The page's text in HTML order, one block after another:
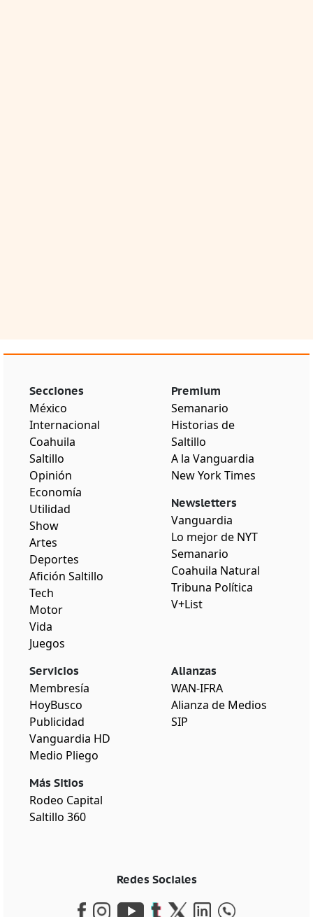
Secciones
México
Internacional
Coahuila
Saltillo
Opinión
Economía
Utilidad
Show
Artes
Deportes
Afición Saltillo
Tech
Motor
Vida
Juegos
Premium
Semanario
Historias de
Saltillo
A la Vanguardia
New York Times
Newsletters
Vanguardia
Lo mejor de NYT
Semanario
Coahuila Natural
Tribuna Política
V+List
Servicios
Membresía
HoyBusco
Publicidad
Vanguardia HD
Medio Pliego
Más Sitios
Rodeo Capital
Saltillo 360
Alianzas
WAN-IFRA
Alianza de Medios
SIP
Redes Sociales